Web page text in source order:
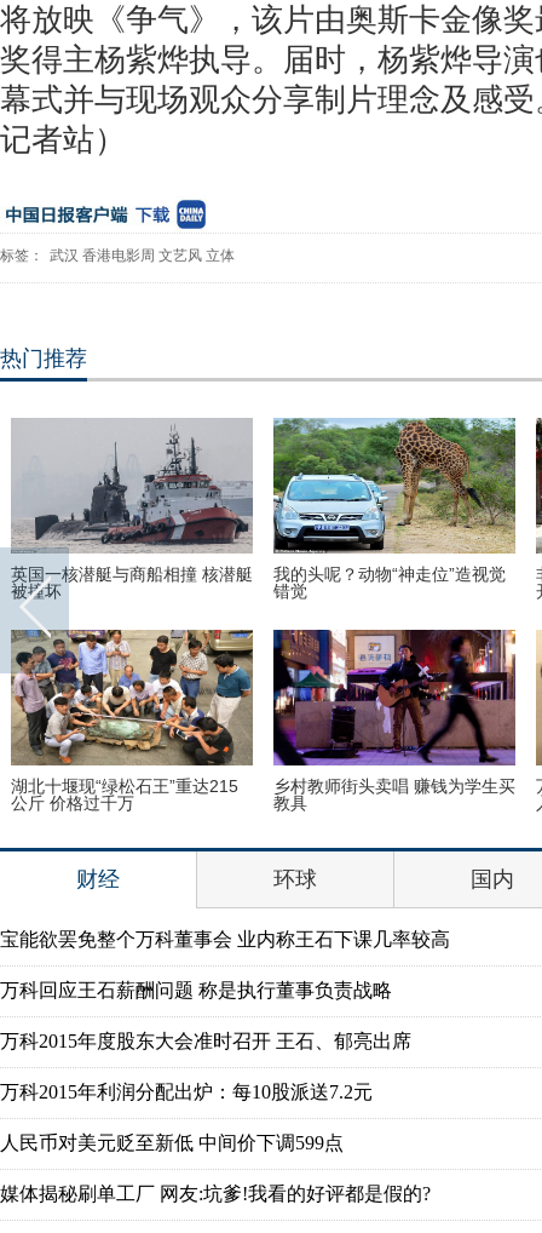
将放映《争气》，该片由奥斯卡金像
奖得主杨紫烨执导。届时，杨紫烨导
幕式并与现场观众分享制片理念及感
记者站）
标签： 武汉 香港电影周 文艺风 立体
热门推荐
美国迈阿密一机场出现巨型UFO 高墙之内：探
“双头姐妹”共享一个身体 已大学
三万英尺高空
寺修行 释永信出席
9岁女孩头竟皮植
财经 环球 国内
宝能欲罢免整个万科董事会 业内称王石下课几率较高
万科回应王石薪酬问题 称是执行董事负责战略
万科2015年度股东大会准时召开 王石、郁亮出席
万科2015年利润分配出炉：每10股派送7.2元
人民币对美元贬至新低 中间价下调599点
媒体揭秘刷单工厂 网友:坑爹!我看的好评都是假的?